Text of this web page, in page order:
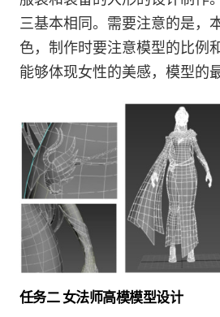
三基本相同。需要注意的是，
色，制作时要注意模型的比例
能够体现女性的美感，模型的
任务二 女法师高模模型设计